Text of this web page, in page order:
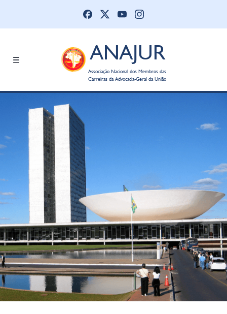
ANAJUR
Associação Nacional dos Membros das
Carreiras da Advocacia-Geral da União